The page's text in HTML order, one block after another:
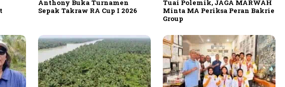
Anthony Buka Turnamen
Sepak Takraw RA Cup I 2026
Tuai Polemik, JAGA MARWAH
Minta MA Periksa Peran Bakrie
Group